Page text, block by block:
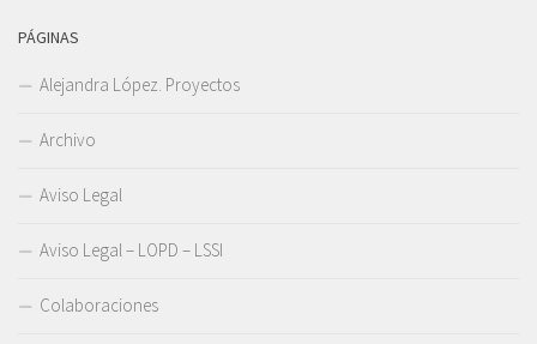
PÁGINAS
Alejandra López. Proyectos
Archivo
Aviso Legal
Aviso Legal – LOPD – LSSI
Colaboraciones